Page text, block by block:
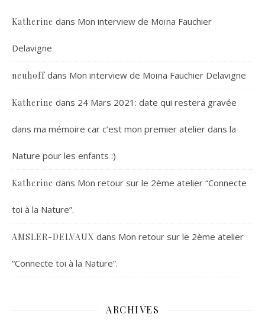
Katherine dans Mon interview de Moïna Fauchier
Delavigne
neuhoff dans Mon interview de Moïna Fauchier Delavigne
Katherine dans 24 Mars 2021: date qui restera gravée
dans ma mémoire car c’est mon premier atelier dans la
Nature pour les enfants :)
Katherine dans Mon retour sur le 2ème atelier “Connecte
toi à la Nature”.
AMSLER-DELVAUX dans Mon retour sur le 2ème atelier
“Connecte toi à la Nature”.
ARCHIVES